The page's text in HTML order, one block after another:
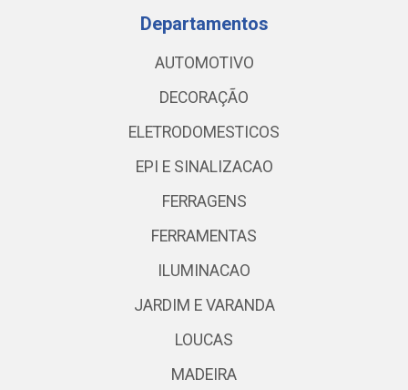
Departamentos
AUTOMOTIVO
DECORAÇÃO
ELETRODOMESTICOS
EPI E SINALIZACAO
FERRAGENS
FERRAMENTAS
ILUMINACAO
JARDIM E VARANDA
LOUCAS
MADEIRA